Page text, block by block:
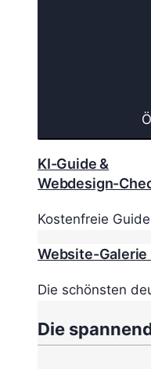
KI-Guide &
Webdesign-
Kostenfreie
Website-
Die schönsten
Die